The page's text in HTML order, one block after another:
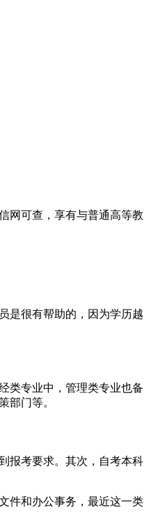
网可查，享有与普通高等教
是很有帮助的，因为学历越
类专业中，管理类专业也备
部门等。
报考要求。其次，自考本科
件和办公事务，最近这一类